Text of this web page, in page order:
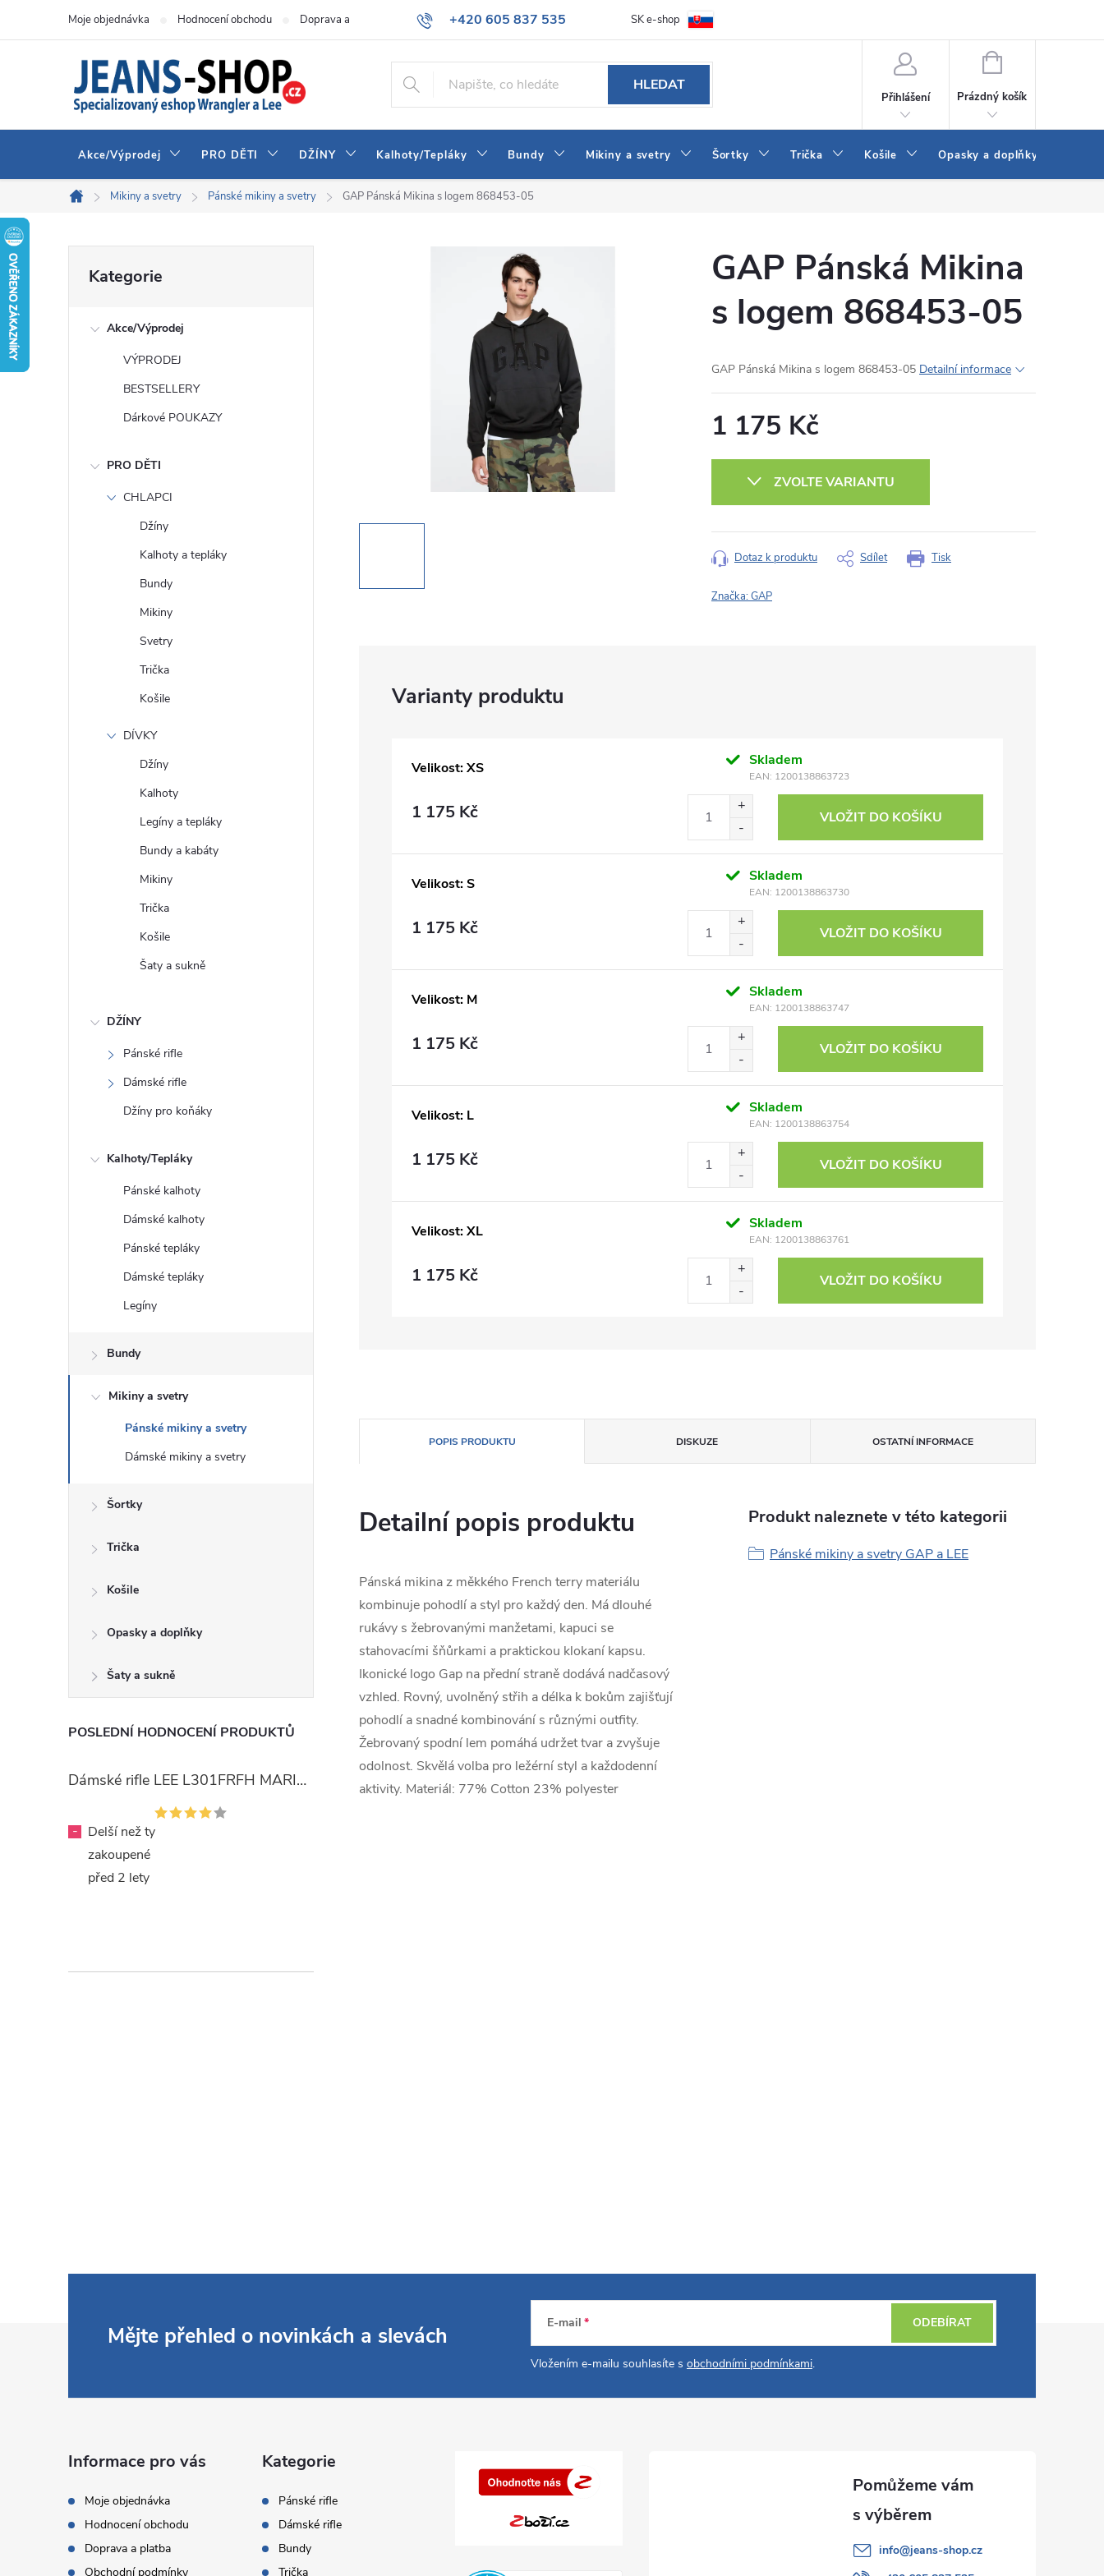
+420 605 837 535
info@jeans-shop.cz
Moje objednávka Hodnocení obchodu Doprava a platba Obchodní podmínky Naše prodejna Blog Kontakt
SK e-shop
HLEDAT
Přihlášení
NÁKUPNÍ
Prázdný košík
Akce/Výprodej PRO DĚTI DŽÍNY Kalhoty/Tepláky Bundy Mikiny a svetry Šortky Trička Košile Opasky a doplňky
Domů
Mikiny a svetry Pánské mikiny a svetry GAP Pánská Mikina s logem 868453-05
kategorie
Kategorie
Akce/Výprodej
VÝPRODEJ
BESTSELLERY
Dárkové POUKAZY
PRO DĚTI
CHLAPCI
Džíny
Kalhoty a tepláky
Bundy
Mikiny
Svetry
Trička
Košile
DÍVKY
Džíny
Kalhoty
Legíny a tepláky
Bundy a kabáty
Mikiny
Trička
Košile
Šaty a sukně
DŽÍNY
Pánské rifle
Dámské rifle
Džíny pro koňáky
Kalhoty/Tepláky
Pánské kalhoty
Dámské kalhoty
Pánské tepláky
Dámské tepláky
Legíny
Bundy
Mikiny a svetry
Pánské mikiny a svetry
Dámské mikiny a svetry
Šortky
Trička
Košile
Opasky a doplňky
Šaty a sukně
POSLEDNÍ HODNOCENÍ PRODUKTŮ
Dámské rifle LEE L301FRFH MARION STRAIGHT RINSE
-
Delší než ty
zakoupené
před 2 lety
GAP Pánská Mikina
s logem 868453-05
GAP Pánská Mikina s logem 868453-05 Detailní informace
1 175 Kč
ZVOLTE VARIANTU
Tisk
Dotaz k produktu Sdílet
Značka:GAP
Velikost: XS Skladem
EAN: 1200138863723
1 175 Kč VLOŽIT DO KOŠÍKU
Velikost: S Skladem
EAN: 1200138863730
1 175 Kč VLOŽIT DO KOŠÍKU
Velikost: M Skladem
EAN: 1200138863747
1 175 Kč VLOŽIT DO KOŠÍKU
Velikost: L Skladem
EAN: 1200138863754
1 175 Kč VLOŽIT DO KOŠÍKU
Velikost: XL Skladem
EAN: 1200138863761
1 175 Kč VLOŽIT DO KOŠÍKU
POPIS PRODUKTU DISKUZE OSTATNÍ INFORMACE
Detailní popis produktu
Pánská mikina z měkkého French terry materiálu
kombinuje pohodlí a styl pro každý den. Má dlouhé
rukávy s žebrovanými manžetami, kapuci se
stahovacími šňůrkami a praktickou klokaní kapsu.
Ikonické logo Gap na přední straně dodává nadčasový
vzhled. Rovný, uvolněný střih a délka k bokům zajišťují
pohodlí a snadné kombinování s různými outfity.
Žebrovaný spodní lem pomáhá udržet tvar a zvyšuje
odolnost. Skvělá volba pro ležérní styl a každodenní
aktivity. Materiál: 77% Cotton 23% polyester
Produkt naleznete v této kategorii
Pánské mikiny a svetry GAP a LEE
Mějte přehled o novinkách a slevách E-mail
Vložením e-mailu souhlasíte s obchodními podmínkami.
ODEBÍRAT
Informace pro vás
Moje objednávka
Hodnocení obchodu
Doprava a platba
Obchodní podmínky
Kategorie
Pánské rifle
Dámské rifle
Bundy
Trička
info@jeans-shop.cz